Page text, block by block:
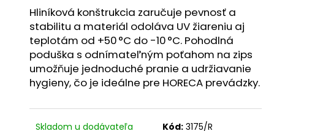
Hliníková konštrukcia zaručuje pevnosť a
stabilitu a materiál odoláva UV žiareniu aj
teplotám od +50 °C do -10 °C. Pohodlná
poduška s odnímateľným poťahom na zips
umožňuje jednoduché pranie a udržiavanie
hygieny, čo je ideálne pre HORECA prevádzky.
Skladom u dodávateľa Kód: 3175/R